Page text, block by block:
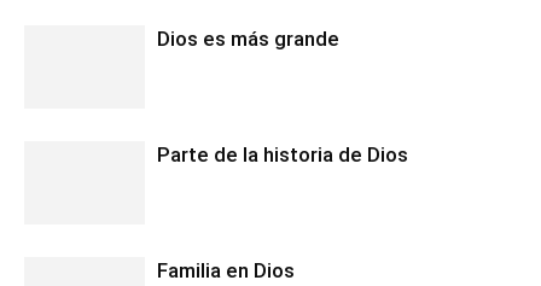
Dios es más grande
Parte de la historia de Dios
Familia en Dios